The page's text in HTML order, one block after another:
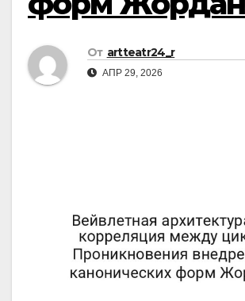
От artteatr24_r
АПР 29, 2026